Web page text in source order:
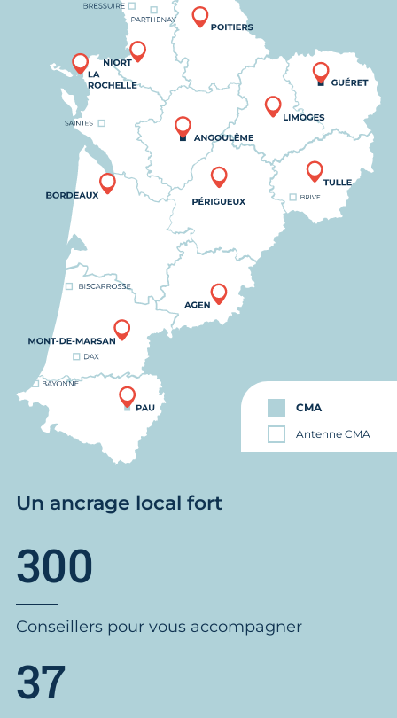
CMA
Antenne CMA
Un ancrage local fort
300
Conseillers pour vous accompagner
37